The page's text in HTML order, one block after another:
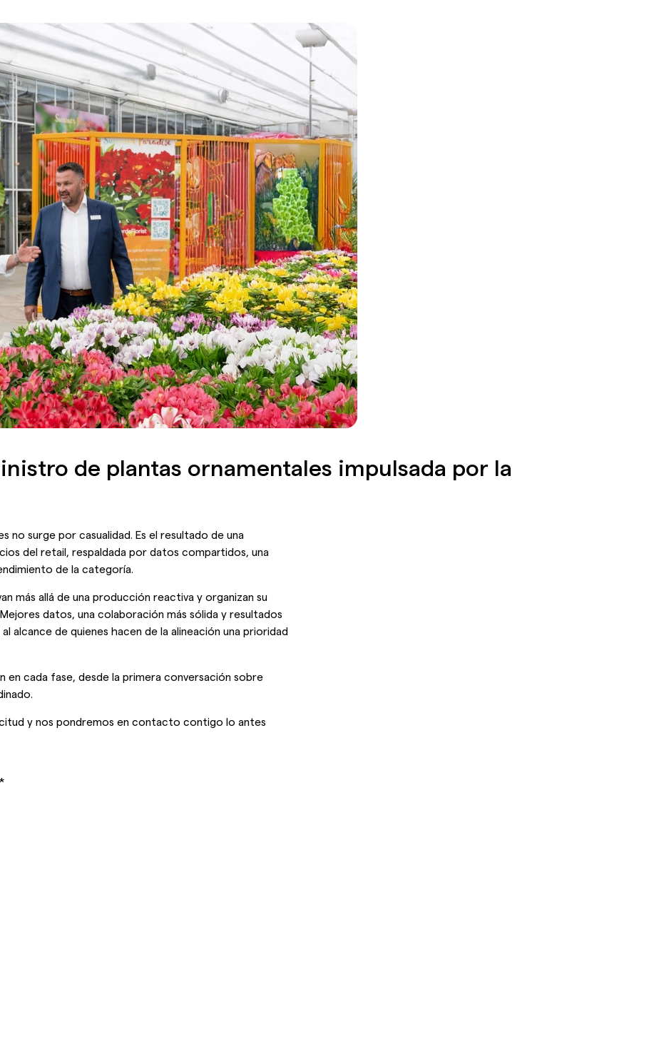
de plantas ornamentales impulsada por la
no surge por casualidad. Es el resultado de una
del retail, respaldada por datos compartidos, una
de la categoría.
más allá de una producción reactiva y organizan su
datos, una colaboración más sólida y resultados
alcance de quienes hacen de la alineación una prioridad
cada fase, desde la primera conversación sobre
y nos pondremos en contacto contigo lo antes
*